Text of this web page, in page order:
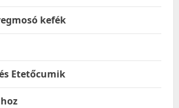
kefék
Etetőcumik